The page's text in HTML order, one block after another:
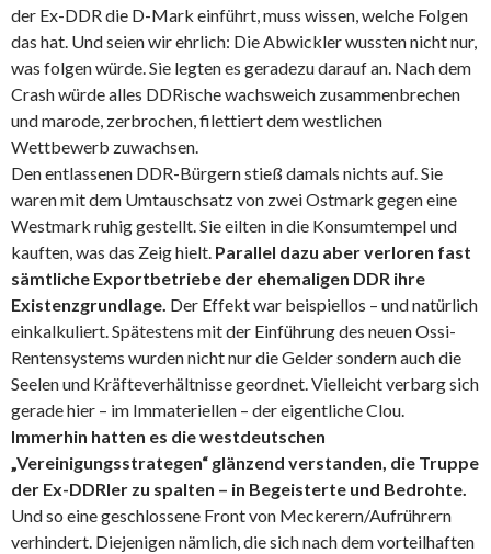
der Ex-DDR die D-Mark einführt, muss wissen, welche Folgen
das hat. Und seien wir ehrlich: Die Abwickler wussten nicht nur,
was folgen würde. Sie legten es geradezu darauf an. Nach dem
Crash würde alles DDRische wachsweich zusammenbrechen
und marode, zerbrochen, filettiert dem westlichen
Wettbewerb zuwachsen.
Den entlassenen DDR-Bürgern stieß damals nichts auf. Sie
waren mit dem Umtauschsatz von zwei Ostmark gegen eine
Westmark ruhig gestellt. Sie eilten in die Konsumtempel und
kauften, was das Zeig hielt. Parallel dazu aber verloren fast
sämtliche Exportbetriebe der ehemaligen DDR ihre
Existenzgrundlage. Der Effekt war beispiellos – und natürlich
einkalkuliert. Spätestens mit der Einführung des neuen Ossi-
Rentensystems wurden nicht nur die Gelder sondern auch die
Seelen und Kräfteverhältnisse geordnet. Vielleicht verbarg sich
gerade hier – im Immateriellen – der eigentliche Clou.
Immerhin hatten es die westdeutschen
„Vereinigungsstrategen“ glänzend verstanden, die Truppe
der Ex-DDRler zu spalten – in Begeisterte und Bedrohte.
Und so eine geschlossene Front von Meckerern/Aufrührern
verhindert. Diejenigen nämlich, die sich nach dem vorteilhaften